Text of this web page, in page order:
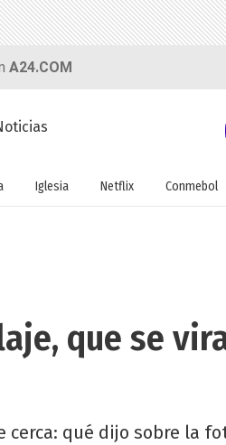
A24.COM
Iglesia Netflix Conmebol
que se
cerca: qué dijo sobre la